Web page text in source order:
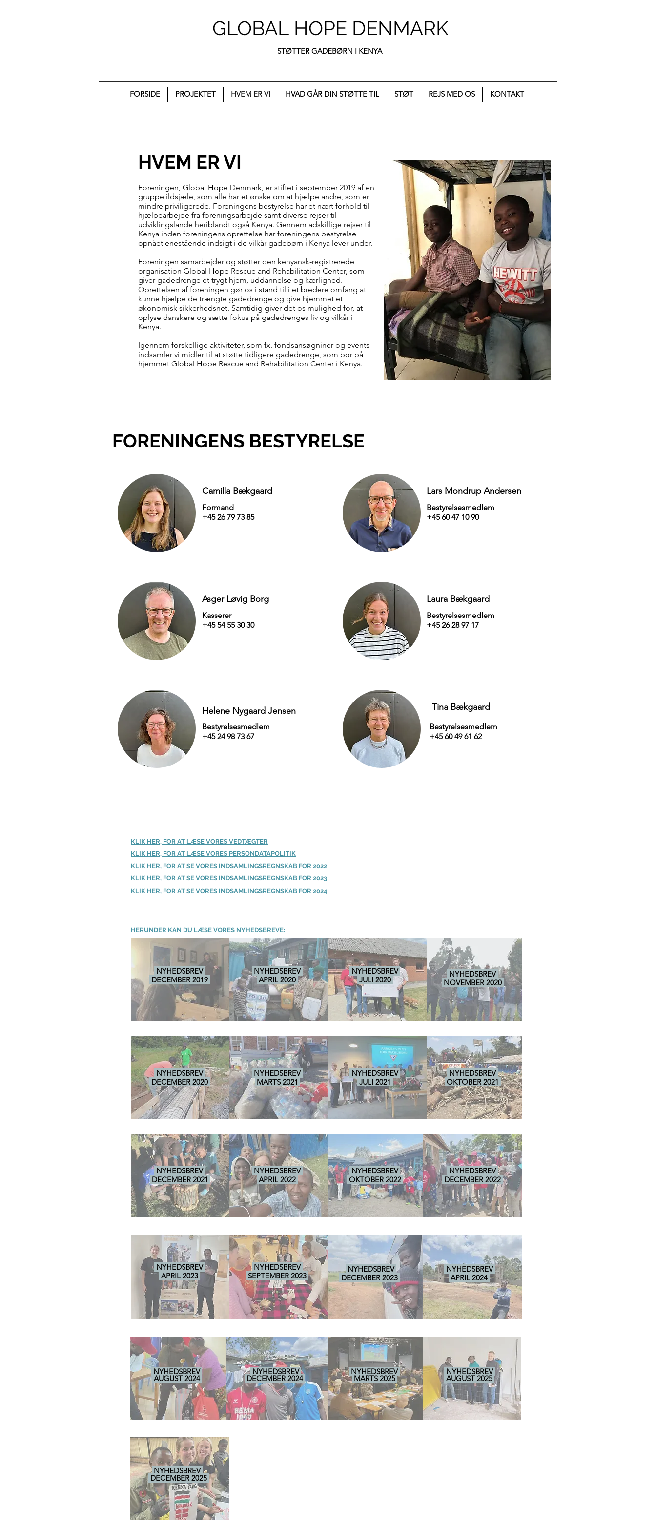
GLOBAL HOPE DENMARK
STØTTER GADEBØRN I KENYA
FORSIDE PROJEKTET HVEM ER VI HVAD GÅR DIN STØTTE TIL STØT REJS MED OS KONTAKT
HVEM ER VI
Foreningen, Global Hope Denmark, er stiftet i september 2019 af en
gruppe ildsjæle, som alle har et ønske om at hjælpe andre, som er
mindre priviligerede. Foreningens bestyrelse har et nært forhold til
hjælpearbejde fra foreningsarbejde samt diverse rejser til
udviklingslande heriblandt også Kenya. Gennem adskillige rejser til
Kenya inden foreningens oprettelse har foreningens bestyrelse
opnået enestående indsigt i de vilkår gadebørn i Kenya lever under.
Foreningen samarbejder og støtter den kenyansk-registrerede
organisation Global Hope Rescue and Rehabilitation Center, som
giver gadedrenge et trygt hjem, uddannelse og kærlighed.
Oprettelsen af foreningen gør os i stand til i et bredere omfang at
kunne hjælpe de trængte gadedrenge og give hjemmet et
økonomisk sikkerhedsnet. Samtidig giver det os mulighed for, at
oplyse danskere og sætte fokus på gadedrenges liv og vilkår i
Kenya.
Igennem forskellige aktiviteter, som fx. fondsansøgniner og events
indsamler vi midler til at støtte tidligere gadedrenge, som bor på
hjemmet Global Hope Rescue and Rehabilitation Center i Kenya.
FORENINGENS BESTYRELSE
Formand
+45 26 79 73 85
Camilla Bækgaard Lars Mondrup Andersen
Bestyrelsesmedlem
+45 60 47 10 90
Kasserer
+45 54 55 30 30
Asger Løvig Borg Laura Bækgaard
Bestyrelsesmedlem
+45 26 28 97 17
Helene Nygaard Jensen
Bestyrelsesmedlem
+45 24 98 73 67
Tina Bækgaard
Bestyrelsesmedlem
+45 60 49 61 62
KLIK HER, FOR AT LÆSE VORES VEDTÆGTER
KLIK HER, FOR AT LÆSE VORES PERSONDATAPOLITIK
KLIK HER, FOR AT SE VORES INDSAMLINGSREGNSKAB FOR 2022
KLIK HER, FOR AT SE VORES INDSAMLINGSREGNSKAB FOR 2023
KLIK HER, FOR AT SE VORES INDSAMLINGSREGNSKAB FOR 2024
HERUNDER KAN DU LÆSE VORES NYHEDSBREVE:
NYHEDSBREV
DECEMBER 2019
NYHEDSBREV
APRIL 2020
NYHEDSBREV
JULI 2020
NYHEDSBREV
NOVEMBER 2020
NYHEDSBREV
DECEMBER 2020
NYHEDSBREV
MARTS 2021
NYHEDSBREV
JULI 2021
NYHEDSBREV
OKTOBER 2021
NYHEDSBREV
DECEMBER 2021
NYHEDSBREV
APRIL 2022
OKTOBER 2022
NYHEDSBREV
NYHEDSBREV
DECEMBER 2022
NYHEDSBREV
APRIL 2023
SEPTEMBER 2023
NYHEDSBREV NYHEDSBREV
NYHEDSBREV
DECEMBER 2023
APRIL 2024
NYHEDSBREV NYHEDSBREV
AUGUST 2024 DECEMBER 2024
NYHEDSBREV
MARTS 2025
NYHEDSBREV
AUGUST 2025
NYHEDSBREV
DECEMBER 2025